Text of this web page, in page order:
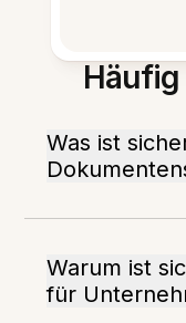
Häufig
Was ist
Warum ist
für